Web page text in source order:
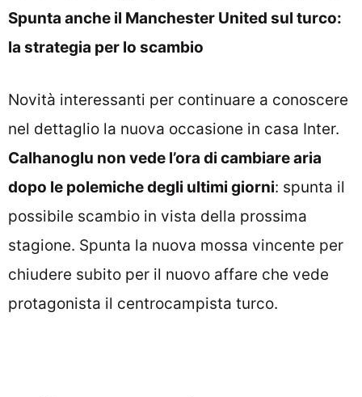
Spunta anche il Manchester United sul turco:
la strategia per lo scambio
Novità interessanti per continuare a conoscere
nel dettaglio la nuova occasione in casa Inter.
Calhanoglu non vede l’ora di cambiare aria
dopo le polemiche degli ultimi giorni: spunta il
possibile scambio in vista della prossima
stagione. Spunta la nuova mossa vincente per
chiudere subito per il nuovo affare che vede
protagonista il centrocampista turco.